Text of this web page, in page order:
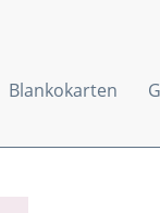
Blankokarten